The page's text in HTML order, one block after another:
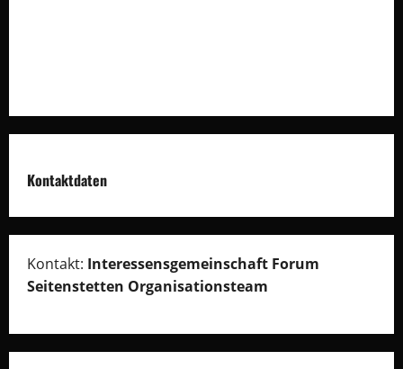
Kontaktdaten
Kontakt: Interessensgemeinschaft Forum
Seitenstetten Organisationsteam